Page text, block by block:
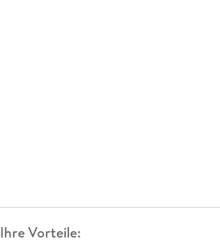
Ihre Vorteile: